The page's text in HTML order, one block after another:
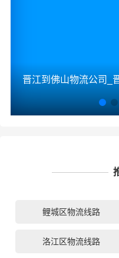
晋江到佛山物流公司_
鲤城区物流线路
洛江区物流线路